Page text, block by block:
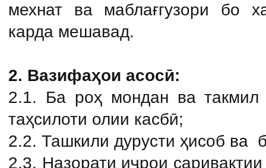
мехнат ва маблағгузори бо
карда мешавад.
2. Вазифаҳои асосӣ:
2.1. Ба роҳ мондан ва такмил
таҳсилоти олии касбӣ;
2.2. Ташкили дурусти ҳисоб ва
2.3. Назорати иҷрои